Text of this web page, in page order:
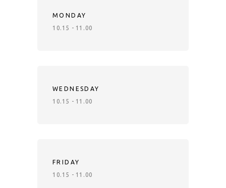
MONDAY
10.15 - 11.00
WEDNESDAY
10.15 - 11.00
FRIDAY
10.15 - 11.00